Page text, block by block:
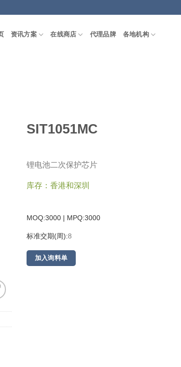
资讯方案 在线商店 代理品牌 各地机构
SIT1051MC
锂电池二次保护芯片
库存：香港和深圳
MOQ:3000 | MPQ:3000
标准交期(周):8
加入询料单